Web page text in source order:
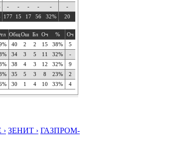
- - - - - -
177 15 17 56 32% 20
ОбщОш Бл Оч % Оч
40 2 2 15 38% 5
34 3 5 11 32% -
38 4 3 12 32% 9
35 5 3 8 23% 2
30 1 4 10 33% 4
ЗЕНИТ › ГАЗПРОМ-